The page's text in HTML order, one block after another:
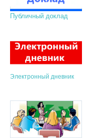
Публичный доклад
Электронный дневник